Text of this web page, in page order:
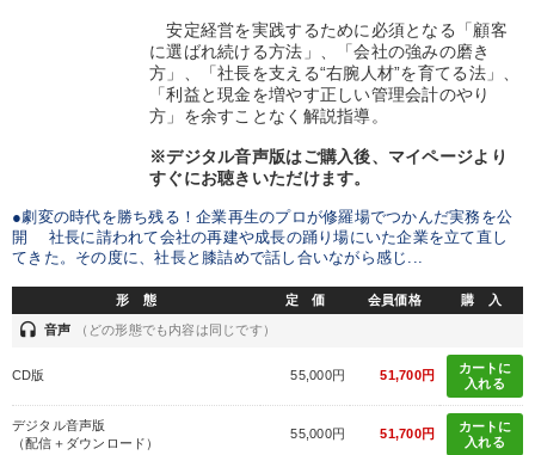
経済・景気・相場予測 【4月】音声・映像
IT・サービス・金融業 コンサルタント 専門家
キーワード
イノベーション 早分かり
安定経営を実践するために必須となる「顧客
に選ばれ続ける方法」、「会社の強みの磨き
方」、「社長を支える“右腕人材”を育てる法」、
「利益と現金を増やす正しい管理会計のやり
方」を余すことなく解説指導。
※デジタル音声版はご購入後、マイページより
すぐにお聴きいただけます。
●劇変の時代を勝ち残る！企業再生のプロが修羅場でつかんだ実務を公
開 社長に請われて会社の再建や成長の踊り場にいた企業を立て直し
てきた。その度に、社長と膝詰めで話し合いながら感じ...
形 態 定 価 会員価格 購 入
headset 音声 （どの形態でも内容は同じです）
CD版 55,000円 51,700円
カートに
入れる
デジタル音声版
（配信＋ダウンロード）
55,000円 51,700円
カートに
入れる